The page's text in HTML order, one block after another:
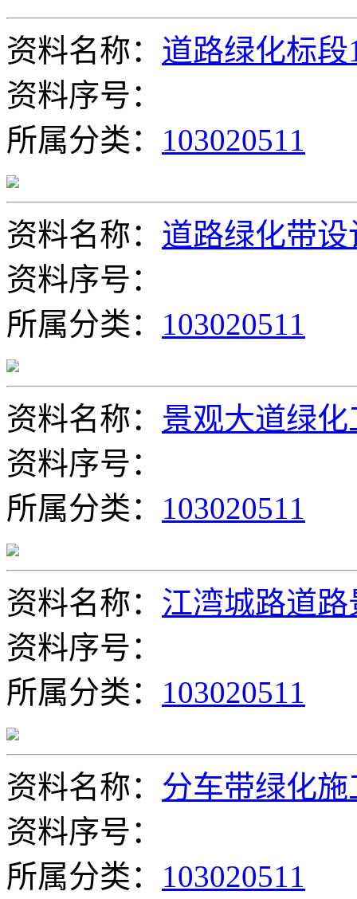
资料名称： 道路绿化标段
资料序号：
所属分类： 103020511
资料名称： 道路绿化带
资料序号：
所属分类： 103020511
资料名称： 景观大道绿
资料序号：
所属分类： 103020511
资料名称： 江湾城路道
资料序号：
所属分类： 103020511
资料名称： 分车带绿化施
资料序号：
所属分类： 103020511